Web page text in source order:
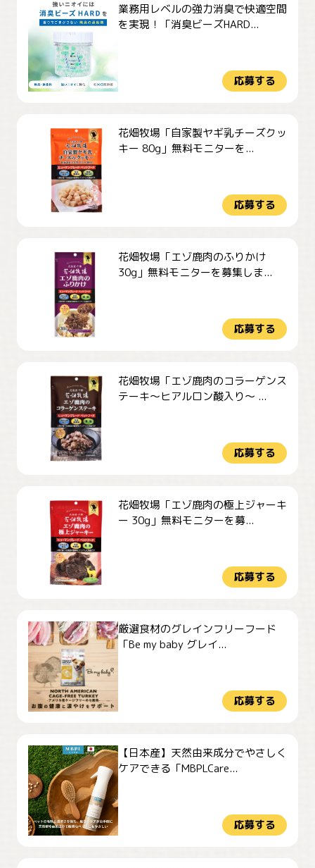
業務用レベルの強力消臭で快適空間
を実現！「消臭ビーズHARD...
応募する
花畑牧場「自家製ヤギ乳チーズクッ
キー 80g」無料モニターを...
応募する
花畑牧場「エゾ鹿肉のふりかけ
30g」無料モニターを募集しま...
応募する
花畑牧場「エゾ鹿肉のコラーゲンス
テーキ～ヒアルロン酸入り～ ...
応募する
花畑牧場「エゾ鹿肉の極上ジャーキ
ー 30g」無料モニターを募...
応募する
厳選食材のグレインフリーフード
「Be my baby グレイ...
応募する
【日本産】天然由来成分でやさしく
ケアできる「MBPLCare...
応募する